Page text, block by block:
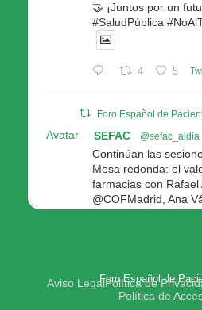
🤝 ¡Juntos por un
#SaludPública
4 5
Foro Español de
Avatar SEFAC @sefac_aldia
Continúan las
Mesa redonda: el
farmacias con Rafael
@COFMadrid, Ana
4 4
Foro Español de
Aviso LegalPolítica de
Política de